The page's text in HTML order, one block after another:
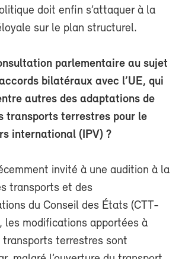
doit enfin s’attaquer à la
sur le plan structurel.
parlementaire au sujet
bilatéraux avec l’UE, qui
autres des adaptations de
transports terrestres pour le
international (IPV) ?
invité à une audition à la
transports et des
du Conseil des États (CTT-
les modifications apportées à
transports terrestres sont